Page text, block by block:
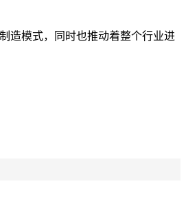
造模式，同时也推动着整个行业进